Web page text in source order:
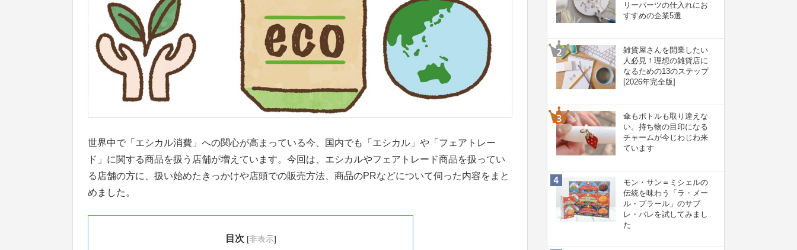
世界中で「エシカル消費」への関心が高まっている今、国内でも「エシカル」や「フェアトレー
ド」に関する商品を扱う店舗が増えています。今回は、エシカルやフェアトレード商品を扱ってい
る店舗の方に、扱い始めたきっかけや店頭での販売方法、商品のPRなどについて伺った内容をまと
めました。
目次 [非表示]
リーパーツの仕入れにお
すすめの企業5選
雑貨屋さんを開業したい
人必見！理想の雑貨店に
なるための13のステップ
[2026年完全版]
傘もボトルも取り違えな
い。持ち物の目印になる
チャームが今じわじわ来
ています
モン・サン＝ミシェルの
伝統を味わう「ラ・メー
ル・プラール」のサブ
レ・パレを試してみまし
た